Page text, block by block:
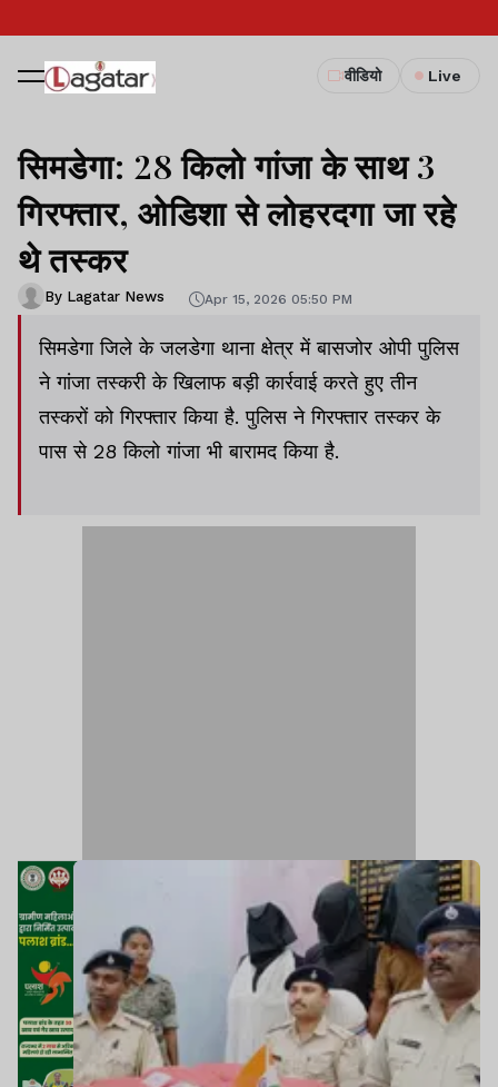
वीडियो Live
सिमडेगा: 28 किलो गांजा के साथ 3
गिरफ्तार, ओडिशा से लोहरदगा जा रहे
थे तस्कर
By Lagatar News Apr 15, 2026 05:50 PM
सिमडेगा जिले के जलडेगा थाना क्षेत्र में बासजोर ओपी पुलिस
ने गांजा तस्करी के खिलाफ बड़ी कार्रवाई करते हुए तीन
तस्करों को गिरफ्तार किया है. पुलिस ने गिरफ्तार तस्कर के
पास से 28 किलो गांजा भी बारामद किया है.